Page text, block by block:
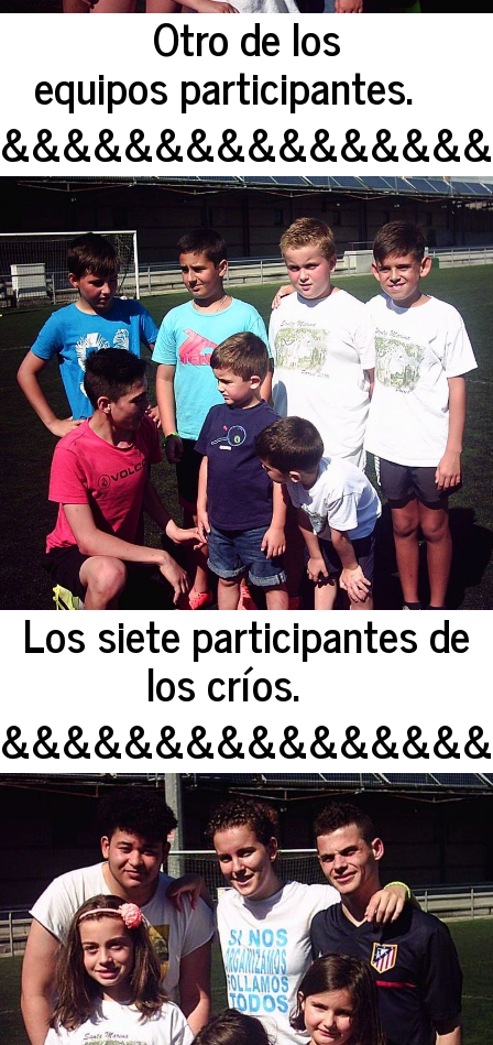
Otro de los
equipos participantes.
Los siete participantes de
los críos.